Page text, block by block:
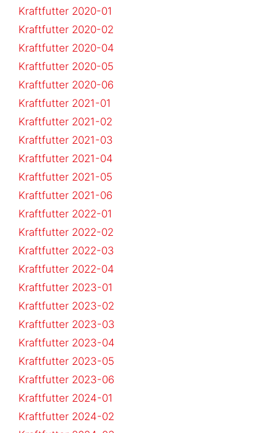
Kraftfutter 2020-01
Kraftfutter 2020-02
Kraftfutter 2020-04
Kraftfutter 2020-05
Kraftfutter 2020-06
Kraftfutter 2021-01
Kraftfutter 2021-02
Kraftfutter 2021-03
Kraftfutter 2021-04
Kraftfutter 2021-05
Kraftfutter 2021-06
Kraftfutter 2022-01
Kraftfutter 2022-02
Kraftfutter 2022-03
Kraftfutter 2022-04
Kraftfutter 2023-01
Kraftfutter 2023-02
Kraftfutter 2023-03
Kraftfutter 2023-04
Kraftfutter 2023-05
Kraftfutter 2023-06
Kraftfutter 2024-01
Kraftfutter 2024-02